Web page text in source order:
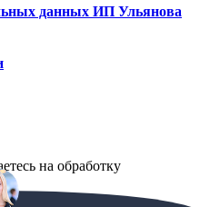
данных ИП Ульянова
на обработку